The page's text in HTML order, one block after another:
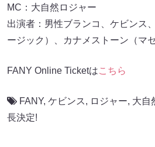
MC：大自然ロジャー
出演者：男性ブランコ、ケビンス
ージック）、カナメストーン（マ
FANY Online Ticketはこちら
FANY, ケビンス, ロジャー, 大自
長決定!